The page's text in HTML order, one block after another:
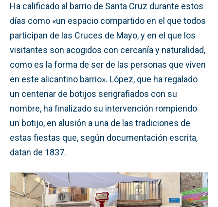
Ha calificado al barrio de Santa Cruz durante estos
días como «un espacio compartido en el que todos
participan de las Cruces de Mayo, y en el que los
visitantes son acogidos con cercanía y naturalidad,
como es la forma de ser de las personas que viven
en este alicantino barrio». López, que ha regalado
un centenar de botijos serigrafiados con su
nombre, ha finalizado su intervención rompiendo
un botijo, en alusión a una de las tradiciones de
estas fiestas que, según documentación escrita,
datan de 1837.